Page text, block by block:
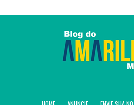
trabalhadoras
assalariados.”
Por outro lado, o senador da
custos dessa mudança. A conta